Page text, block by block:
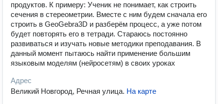
продуктов. К примеру: Ученик не понимает, как строить
сечения в стереометрии. Вместе с ним будем сначала его
строить в GeoGebra3D и разберём процесс, а уже потом
будет повторять его в тетради. Стараюсь постоянно
развиваться и изучать новые методики преподавания. В
данный момент пытаюсь найти применение большим
языковым моделям (нейросетям) в своих уроках
Адрес
Великий Новгород, Речная улица. На карте